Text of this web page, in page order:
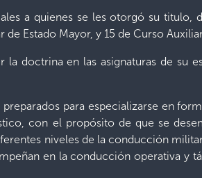
a quienes se les otorgó su titulo,
Estado Mayor, y 15 de Curso
doctrina en las asignaturas de su
para especializarse en
con el propósito de que se
niveles de la conducción
en la conducción operativa y